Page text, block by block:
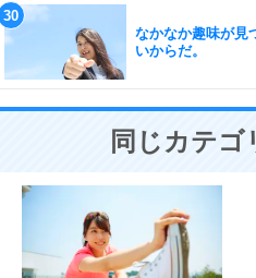
なかなか趣味が見
いからだ。
同じカテゴ